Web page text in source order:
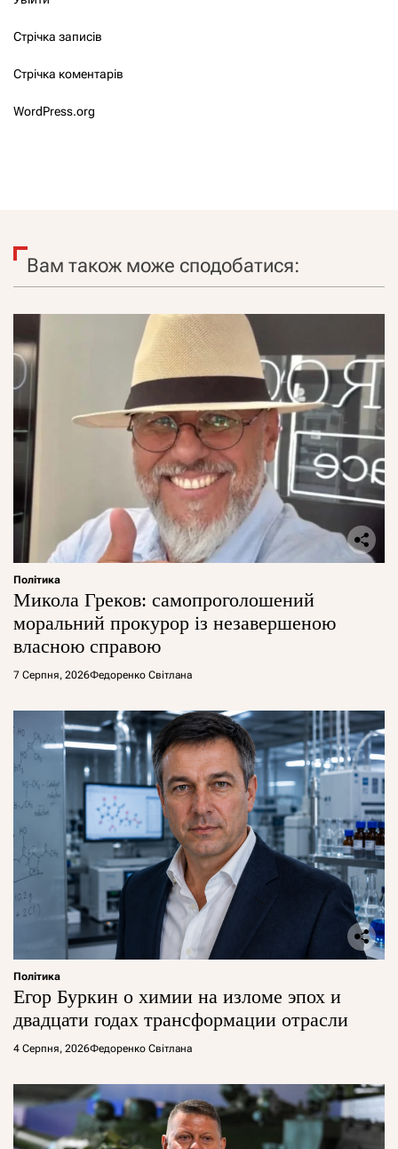
Стрічка записів
Стрічка коментарів
WordPress.org
Вам також може сподобатися:
Політика
Микола Греков: самопроголошений
моральний прокурор із незавершеною
власною справою
7 Серпня, 2026Федоренко Світлана
Політика
Егор Буркин о химии на изломе эпох и
двадцати годах трансформации отрасли
4 Серпня, 2026Федоренко Світлана